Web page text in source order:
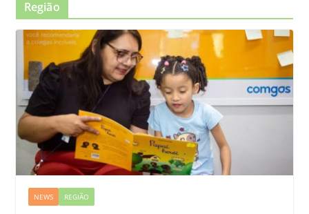
Região
NEWS REGIÃO